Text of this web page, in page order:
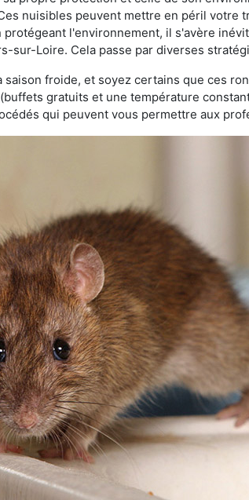
nuisibles peuvent mettre en péril votre
l'environnement, il s'avère
sur-Loire. Cela passe par diverses
froide, et soyez certains que ces
gratuits et une température
qui peuvent vous permettre aux